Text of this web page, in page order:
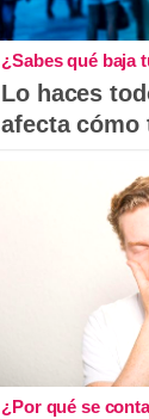
¿Sabes qué baja
Lo haces
afecta cómo
¿Por qué se